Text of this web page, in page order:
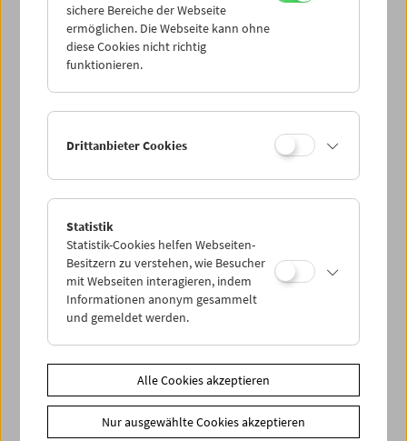
Kinoreal: Mark Jenkin
La lotta non è ancora finita
sichere Bereiche der Webseite
ermöglichen. Die Webseite kann ohne
diese Cookies nicht richtig
funktionieren.
Drittanbieter Cookies
Statistik
Statistik-Cookies helfen Webseiten-
Besitzern zu verstehen, wie Besucher
mit Webseiten interagieren, indem
Informationen anonym gesammelt
und gemeldet werden.
Alle Cookies akzeptieren
Nur ausgewählte Cookies akzeptieren